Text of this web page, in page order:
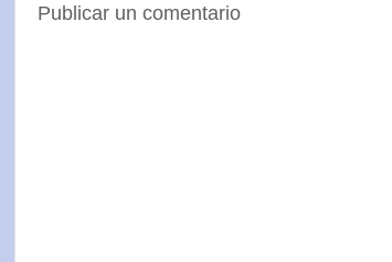
Publicar un comentario